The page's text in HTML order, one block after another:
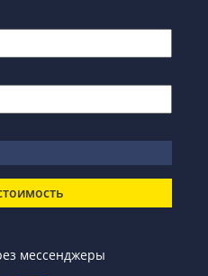
мессенджеры